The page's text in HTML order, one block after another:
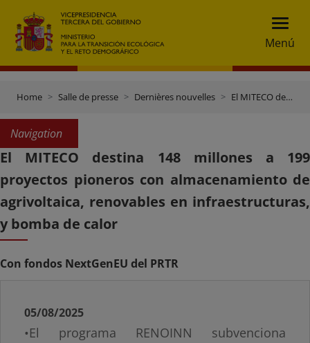
Menú
Home Salle de presse Dernières nouvelles El MITECO destina 148 millones a 199 proyectos pioneros con almacenamiento de agrivoltaica, renovables en infraestructuras, y bomba de calor
Navigation
El MITECO destina 148 millones a 199
proyectos pioneros con almacenamiento de
agrivoltaica, renovables en infraestructuras,
y bomba de calor
Con fondos NextGenEU del PRTR
05/08/2025
•El programa RENOINN subvenciona